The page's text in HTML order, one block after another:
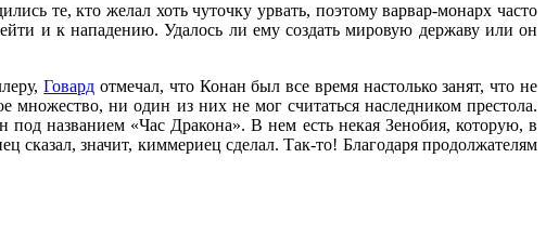
те, кто желал хоть чуточку урвать, поэтому варвар-монарх часто
и к нападению. Удалось ли ему создать мировую державу или он
Говард отмечал, что Конан был все время настолько занят, что не
ни один из них не мог считаться наследником престола.
под названием «Час Дракона». В нем есть некая Зенобия, которую, в
сказал, значит, киммериец сделал. Так-то! Благодаря продолжателям